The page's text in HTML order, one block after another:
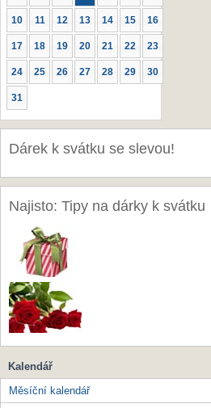
10 11 12 13 14 15 16
17 18 19 20 21 22 23
24 25 26 27 28 29 30
31
Dárek k svátku se slevou!
Najisto: Tipy na dárky k svátku
Kalendář
Měsíční kalendář